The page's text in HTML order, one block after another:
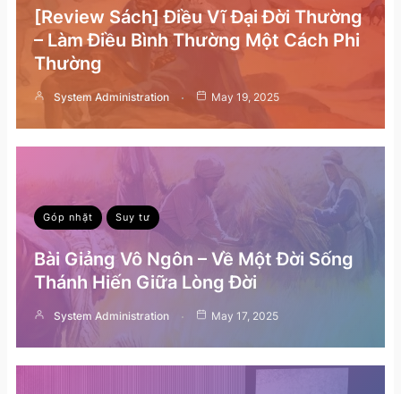
[Review Sách] Điều Vĩ Đại Đời Thường
– Làm Điều Bình Thường Một Cách Phi
Thường
System Administration May 19, 2025
Góp nhặt Suy tư
Bài Giảng Vô Ngôn – Về Một Đời Sống
Thánh Hiến Giữa Lòng Đời
System Administration May 17, 2025